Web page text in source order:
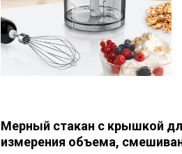
Мерный стакан с крышкой
измерения объема,